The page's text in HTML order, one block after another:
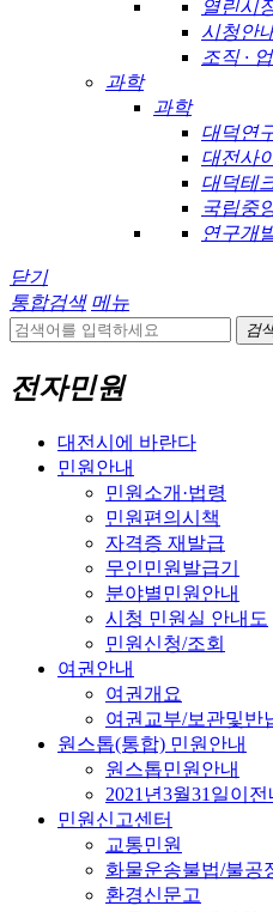
열린시
시청안
조직 ·
과학
과학
대덕연
대전사
대덕테
국립중
연구개
닫기
통합검색 메뉴
검
전자민원
대전시에 바란다
민원안내
민원소개·법령
민원편의시책
자격증 재발급
무인민원발급기
분야별민원안내
시청 민원실 안내도
민원신청/조회
여권안내
여권개요
여권교부/보관및반
원스톱(통합) 민원안내
원스톱민원안내
2021년3월31일이전
민원신고센터
교통민원
화물운송불법/불공
환경신문고